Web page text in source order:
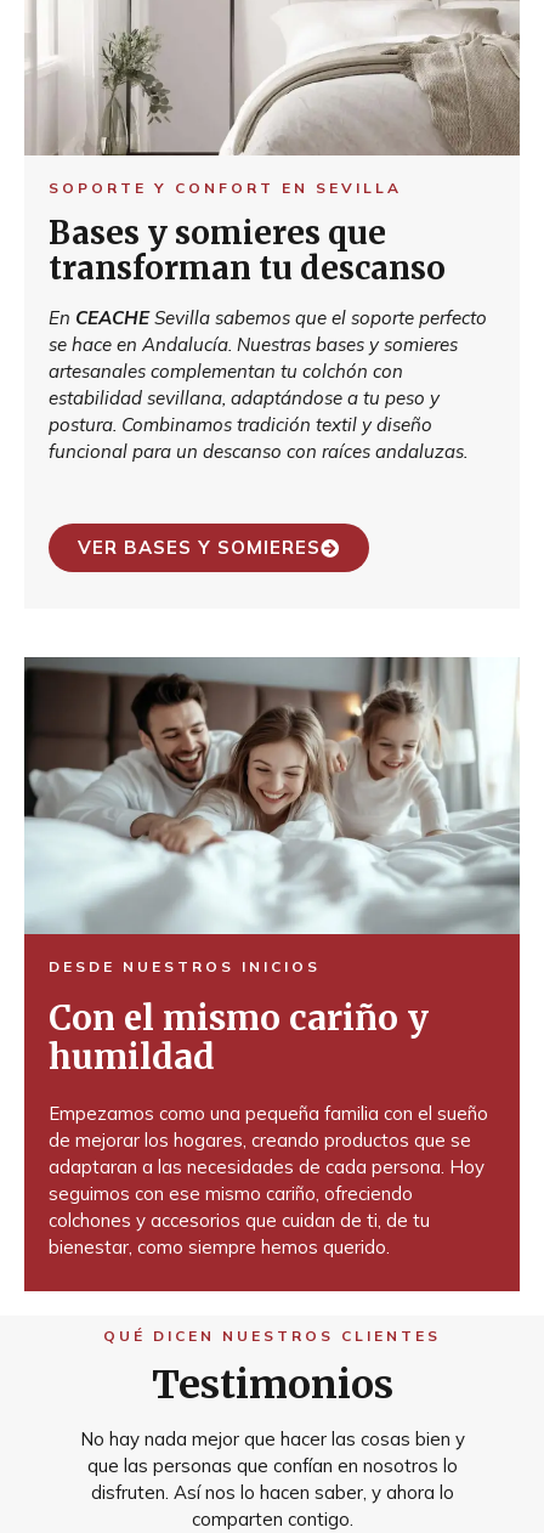
SOPORTE Y CONFORT EN SEVILLA
Bases y somieres que
transforman tu descanso
En CEACHESevilla sabemos que el soporte perfecto
se hace en Andalucía. Nuestras bases y somieres
artesanales complementan tu colchón con
estabilidad sevillana, adaptándose a tu peso y
postura. Combinamos tradición textil y diseño
funcional para un descanso con raíces andaluzas.
VER BASES Y SOMIERES
DESDE NUESTROS INICIOS
Con el mismo cariño y
humildad
Empezamos como una pequeña familia con el sueño
de mejorar los hogares, creando productos que se
adaptaran a las necesidades de cada persona. Hoy
seguimos con ese mismo cariño, ofreciendo
colchones y accesorios que cuidan de ti, de tu
bienestar, como siempre hemos querido.
QUÉ DICEN NUESTROS CLIENTES
Testimonios
No hay nada mejor que hacer las cosas bien y
que las personas que confían en nosotros lo
disfruten. Así nos lo hacen saber, y ahora lo
comparten contigo.